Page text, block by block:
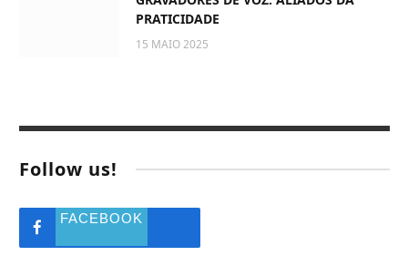
PRATICIDADE
15 MAIO 2025
Follow us!
FACEBOOK